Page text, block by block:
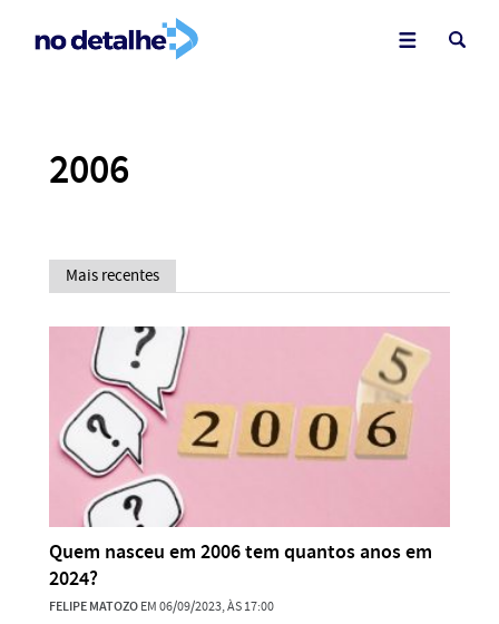
2006
Mais recentes
Quem nasceu em 2006 tem quantos anos em
2024?
FELIPE MATOZOEM 06/09/2023, ÀS 17:00